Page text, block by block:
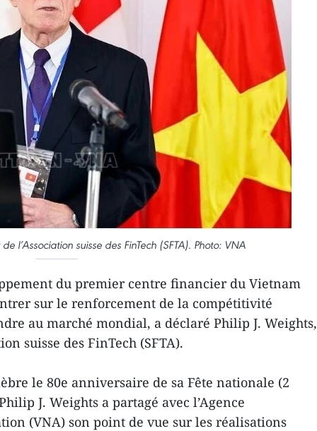
l’Association suisse des FinTech (SFTA). Photo: VNA
du premier centre financier du Vietnam
sur le renforcement de la compétitivité
au marché mondial, a déclaré Philip J. Weights,
suisse des FinTech (SFTA).
le 80e anniversaire de sa Fête nationale (2
J. Weights a partagé avec l’Agence
(VNA) son point de vue sur les réalisations